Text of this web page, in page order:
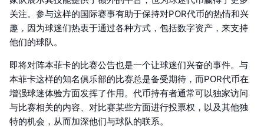
关注。参与这样的国际赛事有助于保持对POR代币的热情和兴
趣，因为球迷们热衷于通过各种方式，包括数字资产，来支持
他们的球队。
即将对阵本菲卡的比赛公告也是一个让球迷们兴奋的事件。与
本菲卡这样的知名俱乐部的比赛总是备受期待，而POR代币在
增强球迷体验方面发挥了作用。代币持有者通常可以独家访问
与比赛相关的内容、对比赛某些方面进行投票权，以及其他独
特的机会，从而加深他们与球队的联系。